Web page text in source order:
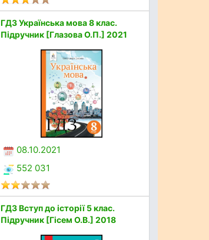
ГДЗ Українська мова 8 клас.
Підручник [Глазова О.П.] 2021
08.10.2021
552 031
ГДЗ Вступ до історії 5 клас.
Підручник [Гісем О.В.] 2018